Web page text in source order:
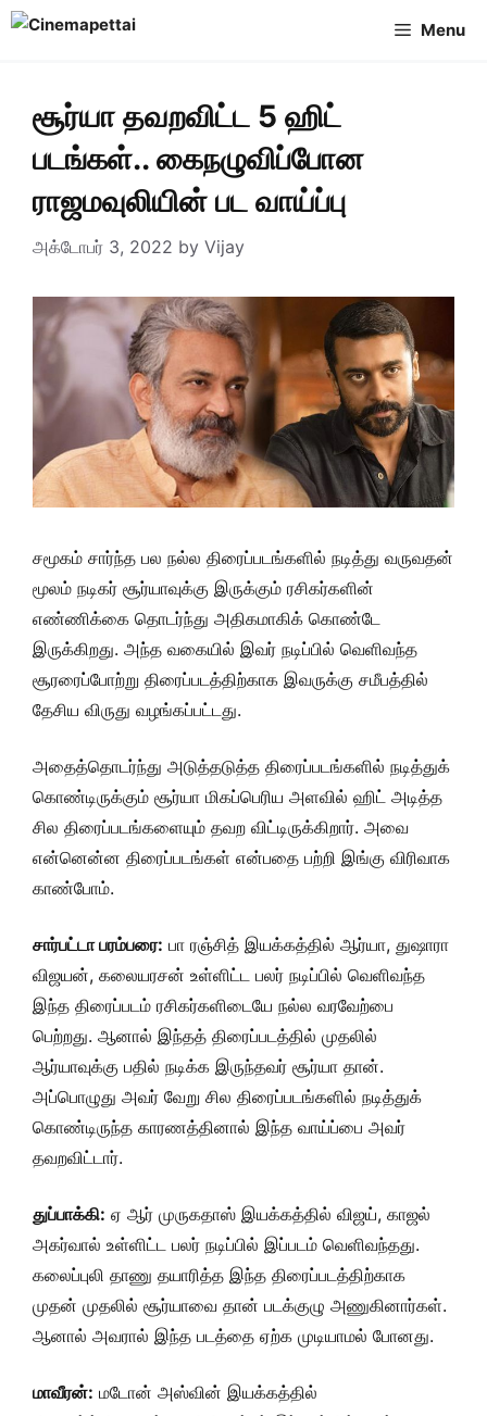
Skip
Menu
சூர்யா தவறவிட்ட 5 ஹிட்
படங்கள்.. கைநழுவிப்போன
ராஜமவுலியின் பட வாய்ப்பு
அக்டோபர் 3, 2022 by Vijay
சமூகம் சார்ந்த பல நல்ல திரைப்படங்களில் நடித்து வருவதன்
மூலம் நடிகர் சூர்யாவுக்கு இருக்கும் ரசிகர்களின்
எண்ணிக்கை தொடர்ந்து அதிகமாகிக் கொண்டே
இருக்கிறது. அந்த வகையில் இவர் நடிப்பில் வெளிவந்த
சூரரைப்போற்று திரைப்படத்திற்காக இவருக்கு சமீபத்தில்
தேசிய விருது வழங்கப்பட்டது.
அதைத்தொடர்ந்து அடுத்தடுத்த திரைப்படங்களில் நடித்துக்
கொண்டிருக்கும் சூர்யா மிகப்பெரிய அளவில் ஹிட் அடித்த
சில திரைப்படங்களையும் தவற விட்டிருக்கிறார். அவை
என்னென்ன திரைப்படங்கள் என்பதை பற்றி இங்கு விரிவாக
காண்போம்.
சார்பட்டா பரம்பரை: பா ரஞ்சித் இயக்கத்தில் ஆர்யா, துஷாரா
விஜயன், கலையரசன் உள்ளிட்ட பலர் நடிப்பில் வெளிவந்த
இந்த திரைப்படம் ரசிகர்களிடையே நல்ல வரவேற்பை
பெற்றது. ஆனால் இந்தத் திரைப்படத்தில் முதலில்
ஆர்யாவுக்கு பதில் நடிக்க இருந்தவர் சூர்யா தான்.
அப்பொழுது அவர் வேறு சில திரைப்படங்களில் நடித்துக்
கொண்டிருந்த காரணத்தினால் இந்த வாய்ப்பை அவர்
தவறவிட்டார்.
துப்பாக்கி: ஏ ஆர் முருகதாஸ் இயக்கத்தில் விஜய், காஜல்
அகர்வால் உள்ளிட்ட பலர் நடிப்பில் இப்படம் வெளிவந்தது.
கலைப்புலி தாணு தயாரித்த இந்த திரைப்படத்திற்காக
முதன் முதலில் சூர்யாவை தான் படக்குழு அணுகினார்கள்.
ஆனால் அவரால் இந்த படத்தை ஏற்க முடியாமல் போனது.
மாவீரன்: மடோன் அஸ்வின் இயக்கத்தில்